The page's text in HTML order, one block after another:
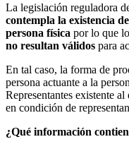
La legislación reguladora
contempla la existencia
persona física por lo que
no resultan válidos para
En tal caso, la forma de
persona actuante a la
Representantes existente
en condición de
¿Qué información